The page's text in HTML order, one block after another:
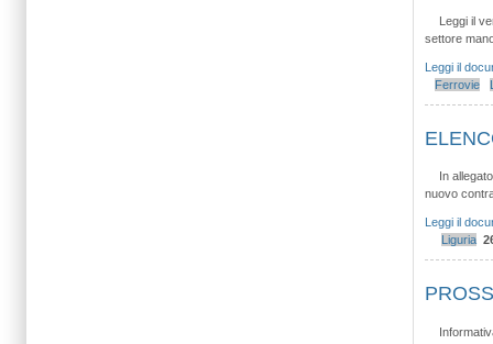
Leggi il
settore
Leggi il
Ferrovie
In
nuovo
Leggi il
Liguria